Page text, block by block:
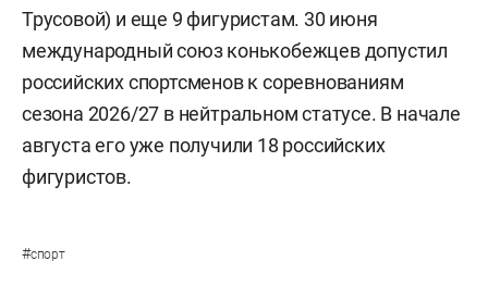
Трусовой) и еще 9 фигуристам. 30 июня
международный союз конькобежцев допустил
российских спортсменов к соревнованиям
сезона 2026/27 в нейтральном статусе. В начале
августа его уже получили 18 российских
фигуристов.
#спорт